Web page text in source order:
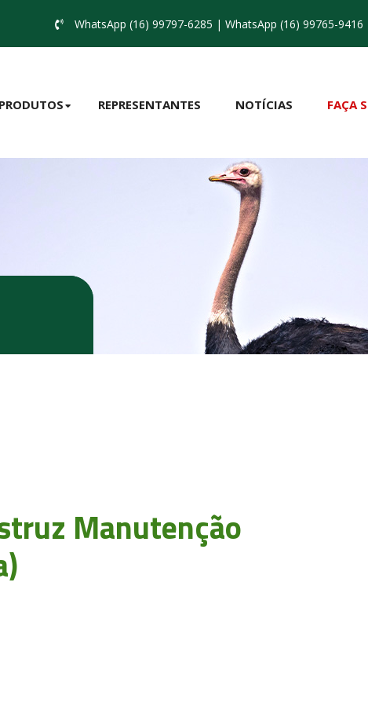
WhatsApp (16) 99797-6285 | WhatsApp (16) 99765-9416
PRODUTOS REPRESENTANTES NOTÍCIAS FAÇA
Manutenção